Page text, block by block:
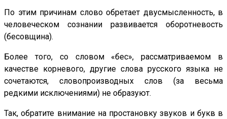
По этим причинам слово обретает двусмысленность, в
человеческом сознании развивается оборотневость
(бесовщина).
Более того, со словом «бес», рассматриваемом в
качестве корневого, другие слова русского языка не
сочетаются, словопроизводных слов (за весьма
редкими исключениями) не образуют.
Так, обратите внимание на простановку звуков и букв в